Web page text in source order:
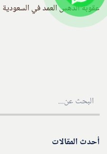
عقوبة الدهس العمد في السعودية
أحدث المقالات